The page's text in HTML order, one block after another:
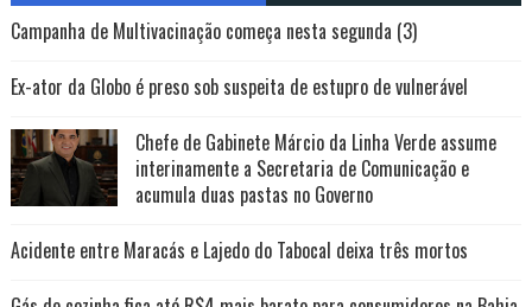
Campanha de Multivacinação começa nesta segunda (3)
Ex-ator da Globo é preso sob suspeita de estupro de vulnerável
Chefe de Gabinete Márcio da Linha Verde assume
interinamente a Secretaria de Comunicação e
acumula duas pastas no Governo
Acidente entre Maracás e Lajedo do Tabocal deixa três mortos